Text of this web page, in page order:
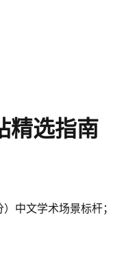
精选指南
）中文学术场景标杆；